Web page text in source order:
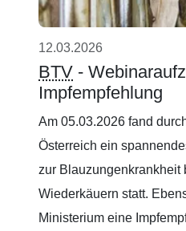
12.03.2026
BTV -
Impfempfehlung
Am 05.03.2026 fand
Österreich ein
zur Blauzungenkrankheit
Wiederkäuern statt.
Ministerium eine